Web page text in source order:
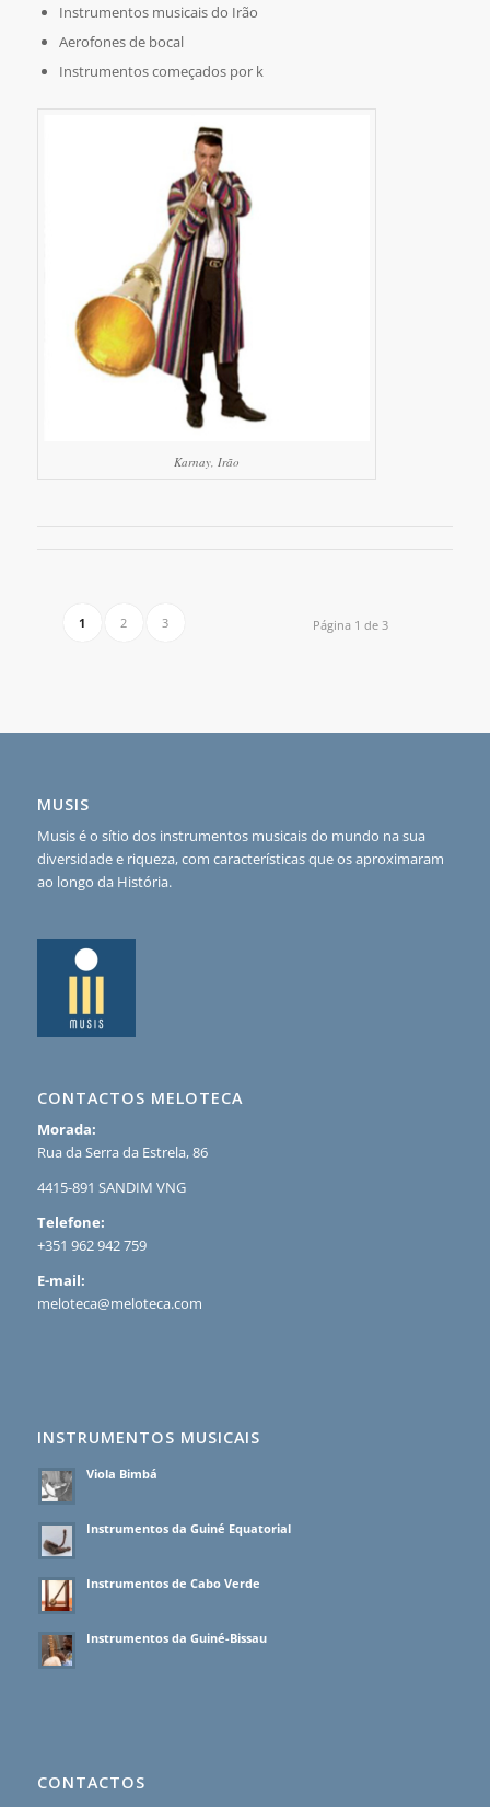
Instrumentos musicais do Irão
Aerofones de bocal
Instrumentos começados por k
Karnay, Irão
Página 1 de 3
1 2 3
MUSIS
Musis é o sítio dos instrumentos musicais do mundo na sua
diversidade e riqueza, com características que os aproximaram
ao longo da História.
CONTACTOS MELOTECA
Morada:
Rua da Serra da Estrela, 86
4415-891 SANDIM VNG
Telefone:
+351 962 942 759
E-mail:
meloteca@meloteca.com
INSTRUMENTOS MUSICAIS
Viola Bimbá
Instrumentos da Guiné Equatorial
Instrumentos de Cabo Verde
Instrumentos da Guiné-Bissau
CONTACTOS